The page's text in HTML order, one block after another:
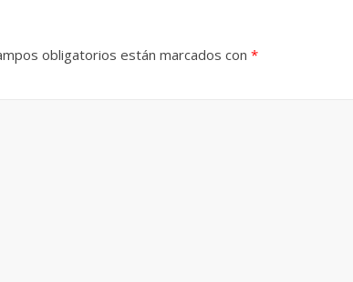
obligatorios están marcados con *